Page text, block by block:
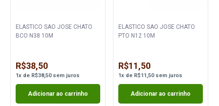
ELASTICO SAO JOSE CHATO
BCO N38 10M
R$38,50
1x de R$38,50sem juros
Adicionar ao carrinho
ELASTICO SAO JOSE CHATO
PTO N12 10M
R$11,50
1xde R$11,50sem juros
Adicionar ao carrinho